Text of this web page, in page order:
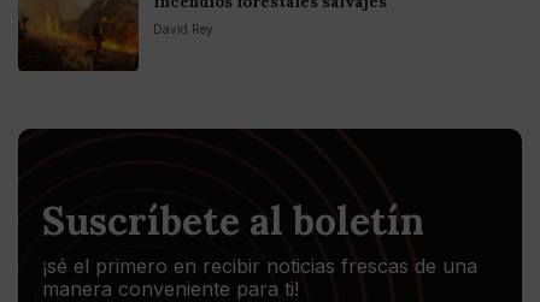
David Rey
Suscríbete al boletín
¡sé el primero en recibir noticias frescas de una
manera conveniente para ti!